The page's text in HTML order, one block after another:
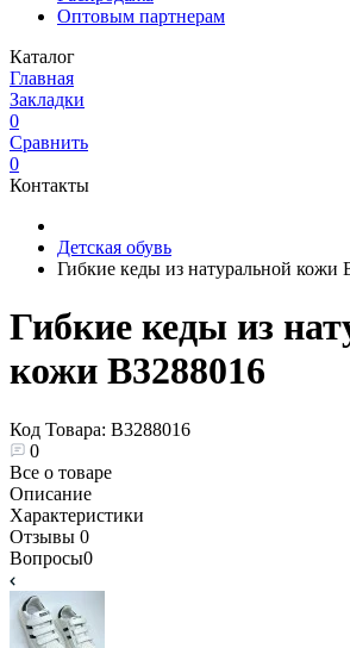
Оптовым партнерам
Каталог
Главная
Закладки
0
Сравнить
0
Контакты
Детская обувь
Гибкие кеды из натуральной кожи
Гибкие кеды из
кожи В3288016
Код Товара: В3288016
0
Все о товаре
Описание
Характеристики
Отзывы 0
Вопросы0